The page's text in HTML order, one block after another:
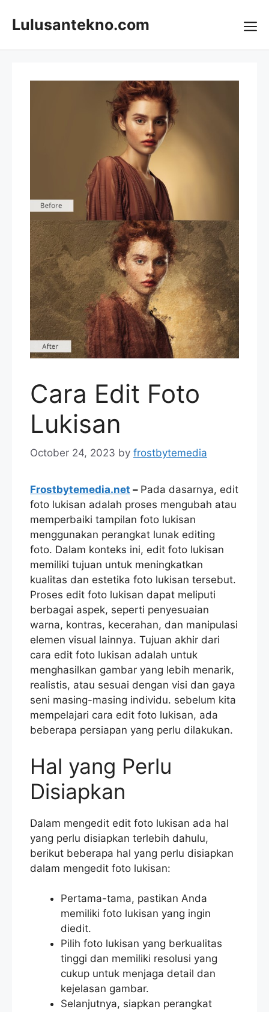
Lulusantekno.com
Cara Edit Foto
Lukisan
October 24, 2023 by frostbytemedia
Frostbytemedia.net – Pada dasarnya, edit
foto lukisan adalah proses mengubah atau
memperbaiki tampilan foto lukisan
menggunakan perangkat lunak editing
foto. Dalam konteks ini, edit foto lukisan
memiliki tujuan untuk meningkatkan
kualitas dan estetika foto lukisan tersebut.
Proses edit foto lukisan dapat meliputi
berbagai aspek, seperti penyesuaian
warna, kontras, kecerahan, dan manipulasi
elemen visual lainnya. Tujuan akhir dari
cara edit foto lukisan adalah untuk
menghasilkan gambar yang lebih menarik,
realistis, atau sesuai dengan visi dan gaya
seni masing-masing individu. sebelum kita
mempelajari cara edit foto lukisan, ada
beberapa persiapan yang perlu dilakukan.
Hal yang Perlu
Disiapkan
Dalam mengedit edit foto lukisan ada hal
yang perlu disiapkan terlebih dahulu,
berikut beberapa hal yang perlu disiapkan
dalam mengedit foto lukisan:
Pertama-tama, pastikan Anda
memiliki foto lukisan yang ingin
diedit.
Pilih foto lukisan yang berkualitas
tinggi dan memiliki resolusi yang
cukup untuk menjaga detail dan
kejelasan gambar.
Selanjutnya, siapkan perangkat